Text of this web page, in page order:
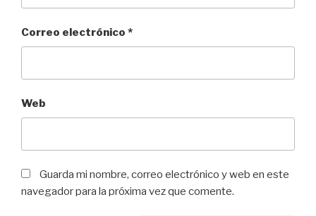
Correo electrónico *
Web
Guarda mi nombre, correo electrónico y web en este
navegador para la próxima vez que comente.